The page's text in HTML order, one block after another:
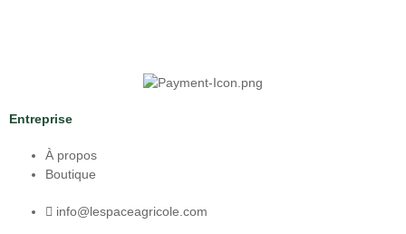
Entreprise
À propos
Boutique
info@lespaceagricole.com